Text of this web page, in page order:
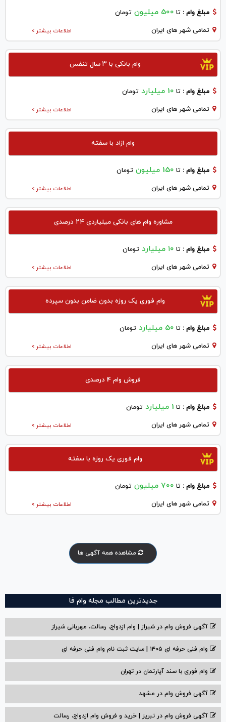
مبلغ وام : تا 500 میلیون تومان
اطلاعات بیشتر > تمامی شهر های ایران
وام بانکی با ۳ سال تنفس
مبلغ وام : تا 10 میلیارد تومان
اطلاعات بیشتر > تمامی شهر های ایران
وام ازاد با سفته
مبلغ وام : تا 150 میلیون تومان
اطلاعات بیشتر > تمامی شهر های ایران
مشاوره وام های بانکی میلیاردی ۲۴ درصدی
مبلغ وام : تا ۱۰ میلیارد تومان
اطلاعات بیشتر > تمامی شهر های ایران
وام فوری یک روزه بدون ضامن بدون سپرده
مبلغ وام : تا 50 میلیارد تومان
اطلاعات بیشتر > تمامی شهر های ایران
فروش وام 4 درصدی
مبلغ وام : تا 1 میلیارد تومان
اطلاعات بیشتر > تمامی شهر های ایران
وام فوری یک روزه با سفته
مبلغ وام : تا 700 میلیون تومان
اطلاعات بیشتر > تمامی شهر های ایران
مشاهده همه آگهی ها
جدیدترین مطالب مجله وام فا
آگهی فروش وام در شیراز | وام ازدواج، رسالت، مهربانی شیراز
وام فنی حرفه ای ۱۴۰۵ | سایت ثبت نام وام فنی حرفه ای
وام فوری با سند آپارتمان در تهران
آگهی فروش وام در مشهد
آگهی فروش وام در تبریز | خرید و فروش وام ازدواج، رسالت